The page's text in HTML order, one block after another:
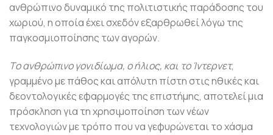
ανθρώπινο δυναμικό της πολιτιστικής παράδοσης του
χωριού, η οποία έχει σχεδόν εξαρθρωθεί λόγω της
παγκοσμιοποίησης των αγορών.
Tο ανθρώπινο γονιδίωμα, ο ήλιος, και το Ίντερνετ,
γραμμένο με πάθος και απόλυτη πίστη στις ηθικές και
δεοντολογικές εφαρμογές της επιστήμης, αποτελεί μια
πρόσκληση για τη χρησιμοποίηση των νέων
τεχνολογιών με τρόπο που να γεφυρώνεται το χάσμα